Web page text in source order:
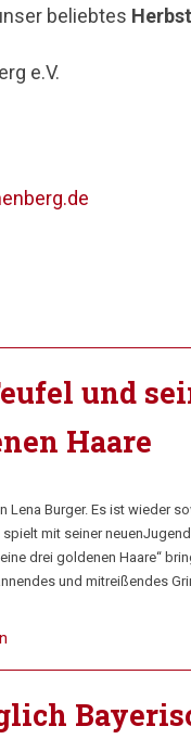
beliebtes
e.V.
und
Haare
Lena Burger. Es ist wieder
mit seiner
drei goldenen Haare“
und mitreißendes